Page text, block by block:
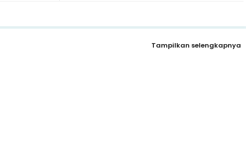
Tampilkan selengkapnya